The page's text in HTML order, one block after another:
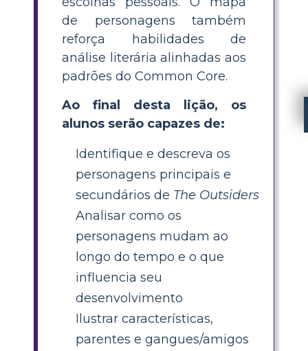
de personagens também
reforça habilidades de
análise literária alinhadas aos
padrões do Common Core.
Ao final desta lição, os
alunos serão capazes de:
Identifique e descreva os
personagens principais e
secundários de The Outsiders
Analisar como os
personagens mudam ao
longo do tempo e o que
influencia seu
desenvolvimento
Ilustrar características,
parentes e gangues/amigos